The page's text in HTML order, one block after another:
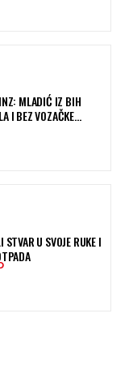
MLADIĆ IZ BIH
I BEZ VOZAČKE
STVAR U SVOJE RUKE I